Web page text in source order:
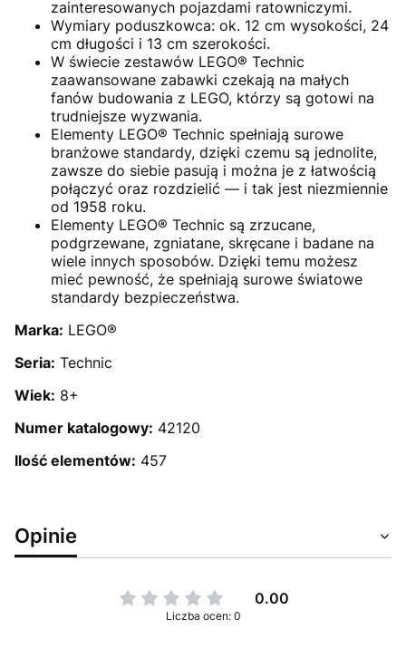
zainteresowanych pojazdami ratowniczymi.
Wymiary poduszkowca: ok. 12 cm wysokości, 24
cm długości i 13 cm szerokości.
W świecie zestawów LEGO® Technic
zaawansowane zabawki czekają na małych
fanów budowania z LEGO, którzy są gotowi na
trudniejsze wyzwania.
Elementy LEGO® Technic spełniają surowe
branżowe standardy, dzięki czemu są jednolite,
zawsze do siebie pasują i można je z łatwością
połączyć oraz rozdzielić — i tak jest niezmiennie
od 1958 roku.
Elementy LEGO® Technic są zrzucane,
podgrzewane, zgniatane, skręcane i badane na
wiele innych sposobów. Dzięki temu możesz
mieć pewność, że spełniają surowe światowe
standardy bezpieczeństwa.
Marka: LEGO®
Seria: Technic
Wiek: 8+
Numer katalogowy: 42120
Ilość elementów: 457
Opinie
0.00
Liczba ocen: 0